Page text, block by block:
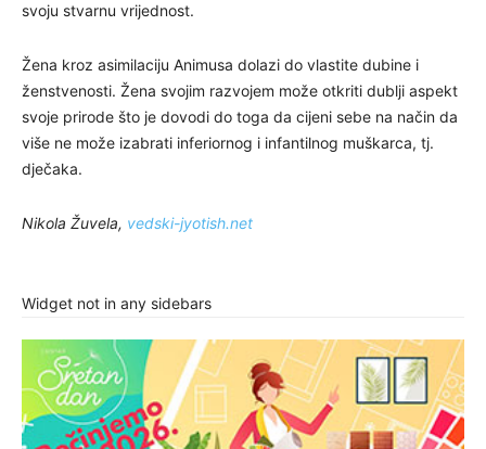
svoju stvarnu vrijednost.
Žena kroz asimilaciju Animusa dolazi do vlastite dubine i
ženstvenosti. Žena svojim razvojem može otkriti dublji aspekt
svoje prirode što je dovodi do toga da cijeni sebe na način da
više ne može izabrati inferiornog i infantilnog muškarca, tj.
dječaka.
Nikola Žuvela, vedski-jyotish.net
Widget not in any sidebars